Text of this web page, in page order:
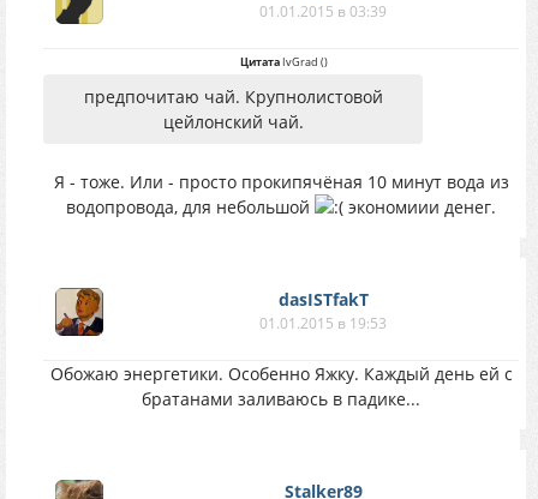
01.01.2015 в 03:39
ЦитатаIvGrad ()
предпочитаю чай. Крупнолистовой
цейлонский чай.
Я - тоже. Или - просто прокипячёная 10 минут вода из
водопровода, для небольшой
экономиии денег.
dasISTfakT
01.01.2015 в 19:53
Обожаю энергетики. Особенно Яжку. Каждый день ей с
братанами заливаюсь в падике...
Stalker89